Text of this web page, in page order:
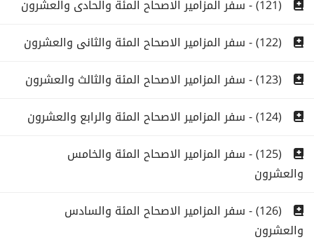
(121) - سفر المزامير الاصحاح المئة والحادى والعشرون
(122) - سفر المزامير الاصحاح المئة والثانى والعشرون
(123) - سفر المزامير الاصحاح المئة والثالث والعشرون
(124) - سفر المزامير الاصحاح المئة والرابع والعشرون
(125) - سفر المزامير الاصحاح المئة والخامس
والعشرون
(126) - سفر المزامير الاصحاح المئة والسادس
والعشرون